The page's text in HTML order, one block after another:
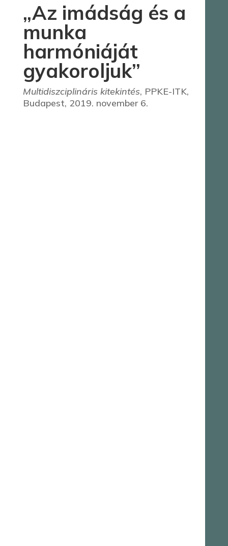
„Az imádság és a
munka
harmóniáját
gyakoroljuk”
Multidiszciplináris kitekintés, PPKE-ITK,
Budapest, 2019. november 6.